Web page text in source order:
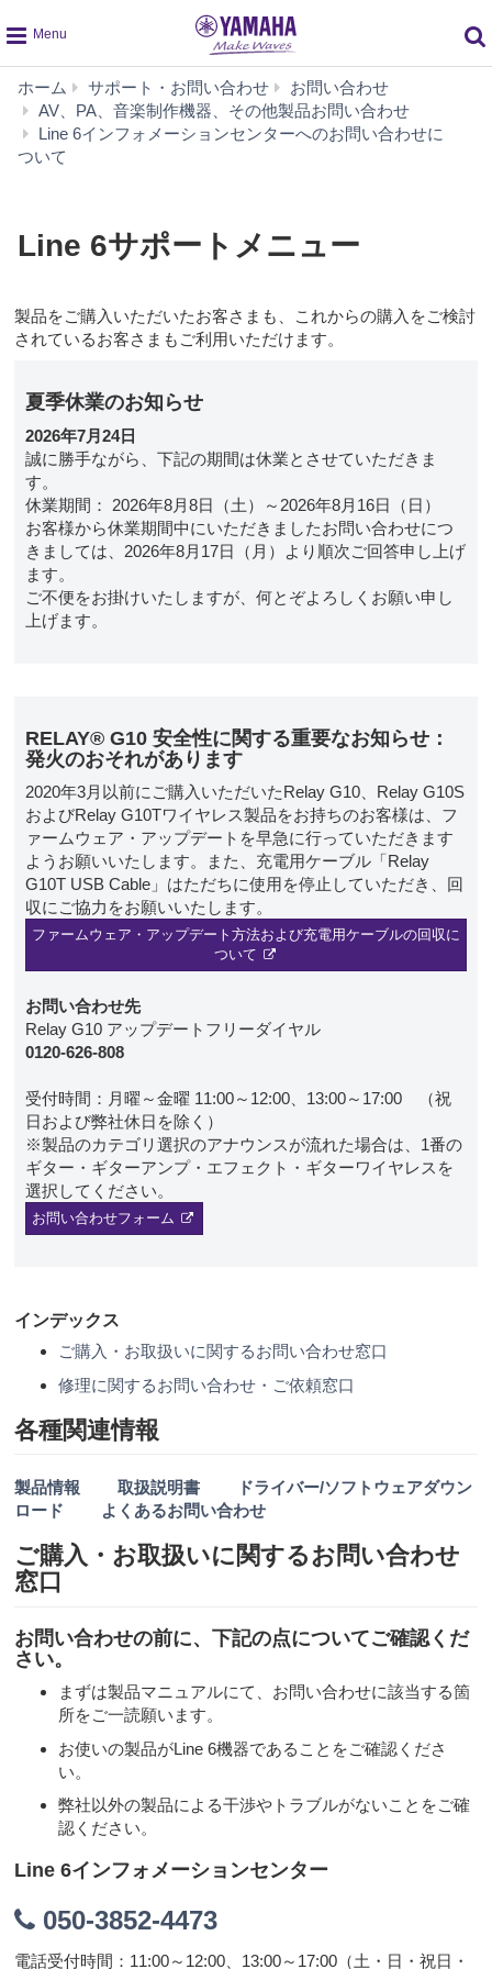
global
navigation
ホーム サポート・お問い合わせ
お問い合わせ
AV、PA、音楽制作機器、その他製品お問い合わせ
Line 6インフォメーションセンターへのお問い合わせに
ついて
ュ
Line 6サポートメニュー
製品をご購入いただいたお客さまも、これからの購入をご検討
されているお客さまもご利用いただけます。
夏季休業のお知らせ
2026年7月24日
誠に勝手ながら、下記の期間は休業とさせていただきま
す。
休業期間： 2026年8月8日（土）～2026年8月16日（日）
お客様から休業期間中にいただきましたお問い合わせにつ
きましては、2026年8月17日（月）より順次ご回答申し上げ
ます。
ご不便をお掛けいたしますが、何とぞよろしくお願い申し
上げます。
RELAY® G10 安全性に関する重要なお知らせ：
発火のおそれがあります
2020年3月以前にご購入いただいたRelay G10、Relay G10S
およびRelay G10Tワイヤレス製品をお持ちのお客様は、フ
ァームウェア・アップデートを早急に行っていただきます
ようお願いいたします。また、充電用ケーブル「Relay
G10T USB Cable」はただちに使用を停止していただき、回
収にご協力をお願いいたします。
ファームウェア・アップデート方法および充電用ケーブルの回収に
ついて
お問い合わせ先
Relay G10 アップデートフリーダイヤル
0120-626-808
受付時間：月曜～金曜 11:00～12:00、13:00～17:00 （祝
日および弊社休日を除く）
※製品のカテゴリ選択のアナウンスが流れた場合は、1番の
ギター・ギターアンプ・エフェクト・ギターワイヤレスを
選択してください。
お問い合わせフォーム
インデックス
ご購入・お取扱いに関するお問い合わせ窓口
修理に関するお問い合わせ・ご依頼窓口
各種関連情報
製品情報 取扱説明書
ドライバー/ソフトウェアダウン
ロード
よくあるお問い合わせ
ご購入・お取扱いに関するお問い合わせ
窓口
お問い合わせの前に、下記の点についてご確認くだ
さい。
まずは製品マニュアルにて、お問い合わせに該当する箇
所をご一読願います。
お使いの製品がLine 6機器であることをご確認くださ
い。
弊社以外の製品による干渉やトラブルがないことをご確
認ください。
Line 6インフォメーションセンター
050-3852-4473
電話受付時間：11:00～12:00、13:00～17:00（土・日・祝日・